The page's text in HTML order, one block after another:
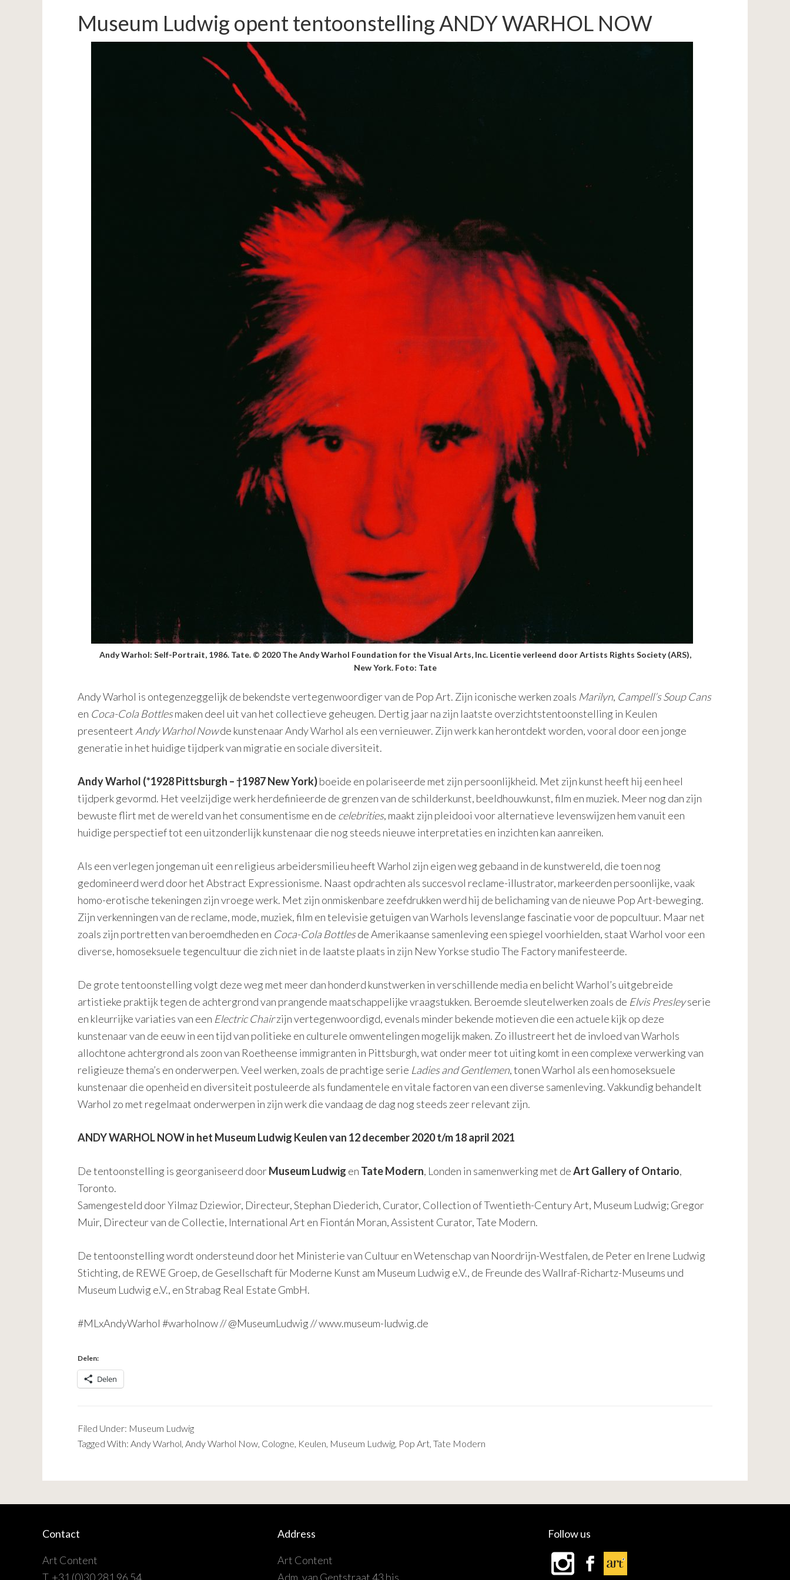
Museum Ludwig opent tentoonstelling ANDY WARHOL NOW
Andy Warhol: Self-Portrait, 1986. Tate. © 2020 The Andy Warhol Foundation for the Visual Arts, Inc. Licentie verleend door Artists Rights Society (ARS),
New York. Foto: Tate
Andy Warhol is ontegenzeggelijk de bekendste vertegenwoordiger van de Pop Art. Zijn iconische werken zoals Marilyn, Campell’sSoup Cans
en Coca-Cola Bottlesmaken deel uit van het collectieve geheugen. Dertig jaar na zijn laatste overzichtstentoonstelling in Keulen
presenteert Andy Warhol Nowde kunstenaar Andy Warhol als een vernieuwer. Zijn werk kan herontdekt worden, vooral door een jonge
generatie in het huidige tijdperk van migratie en sociale diversiteit.
Andy Warhol (*1928 Pittsburgh – †1987 New York)boeide en polariseerde met zijn persoonlijkheid. Met zijn kunst heeft hij een heel
tijdperk gevormd. Het veelzijdige werk herdefinieerde de grenzen van de schilderkunst, beeldhouwkunst, film en muziek. Meer nog dan zijn
bewuste flirt met de wereld van het consumentisme en de celebrities, maakt zijn pleidooi voor alternatieve levenswijzen hem vanuit een
huidige perspectief tot een uitzonderlijk kunstenaar die nog steeds nieuwe interpretaties en inzichten kan aanreiken.
Als een verlegen jongeman uit een religieus arbeidersmilieu heeft Warhol zijn eigen weg gebaand in de kunstwereld, die toen nog
gedomineerd werd door het Abstract Expressionisme. Naast opdrachten als succesvol reclame-illustrator, markeerden persoonlijke, vaak
homo-erotische tekeningen zijn vroege werk. Met zijn onmiskenbare zeefdrukken werd hij de belichaming van de nieuwe Pop Art-beweging.
Zijn verkenningen van de reclame, mode, muziek, film en televisie getuigen van Warhols levenslange fascinatie voor de popcultuur. Maar net
zoals zijn portretten van beroemdheden en Coca-Cola Bottlesde Amerikaanse samenleving een spiegel voorhielden, staat Warhol voor een
diverse, homoseksuele tegencultuur die zich niet in de laatste plaats in zijn New Yorkse studio The Factory manifesteerde.
De grote tentoonstelling volgt deze weg met meer dan honderd kunstwerken in verschillende media en belicht Warhol’s uitgebreide
artistieke praktijk tegen de achtergrond van prangende maatschappelijke vraagstukken. Beroemde sleutelwerken zoals de Elvis Presleyserie
en kleurrijke variaties van een Electric Chairzijn vertegenwoordigd, evenals minder bekende motieven die een actuele kijk op deze
kunstenaar van de eeuw in een tijd van politieke en culturele omwentelingen mogelijk maken. Zo illustreert het de invloed van Warhols
allochtone achtergrond als zoon van Roetheense immigranten in Pittsburgh, wat onder meer tot uiting komt in een complexe verwerking van
religieuze thema’s en onderwerpen. Veel werken, zoals de prachtige serie Ladies and Gentlemen, tonen Warhol als een homoseksuele
kunstenaar die openheid en diversiteit postuleerde als fundamentele en vitale factoren van een diverse samenleving. Vakkundig behandelt
Warhol zo met regelmaat onderwerpen in zijn werk die vandaag de dag nog steeds zeer relevant zijn.
ANDY WARHOL NOW in het Museum Ludwig Keulen van 12 december 2020 t/m 18 april 2021
De tentoonstelling is georganiseerd doorMuseum Ludwig en Tate Modern, Londen in samenwerking met deArt Gallery of Ontario,
Toronto.
Samengesteld door Yilmaz Dziewior, Directeur, Stephan Diederich, Curator, Collection of Twentieth-Century Art, Museum Ludwig; Gregor
Muir, Directeur van de Collectie, International Art en Fiontán Moran, Assistent Curator, Tate Modern.
De tentoonstelling wordt ondersteund door het Ministerie van Cultuur en Wetenschap van Noordrijn-Westfalen, de Peter en Irene Ludwig
Stichting, de REWE Groep, de Gesellschaft für Moderne Kunst am Museum Ludwig e.V., de Freunde des Wallraf-Richartz-Museums und
Museum Ludwig e.V., en Strabag Real Estate GmbH.
#MLxAndyWarhol #warholnow //@MuseumLudwig//www.museum-ludwig.de
Delen:
Delen
Filed Under: Museum Ludwig
Tagged With: Andy Warhol, Andy Warhol Now, Cologne, Keulen, Museum Ludwig, Pop Art, Tate Modern
Contact
Art Content
T. +31 (0)30 281 96 54
Address
Art Content
Adm. van Gentstraat 43 bis
Follow us